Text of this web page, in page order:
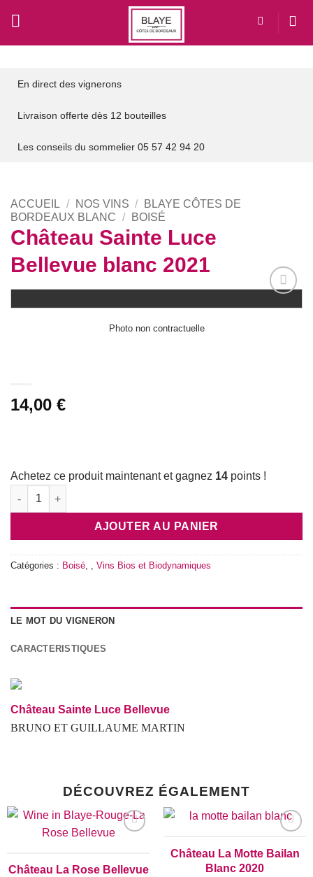
contenu
En direct des vignerons
Livraison offerte dès 12 bouteilles
Les conseils du sommelier 05 57 42 94 20
ACCUEIL / NOS VINS /
BLAYE CÔTES DE
BORDEAUX BLANC / BOISÉ
Château Sainte Luce
Bellevue blanc 2021
Add to
Photo non contractuelle
14,00 €
Achetez ce produit maintenant et gagnez 14 points !
quantité de Château Sainte Luce Bellevue blanc 2021
AJOUTER AU PANIER
Catégories : Boisé, , Vins Bios et Biodynamiques
LE MOT DU VIGNERON
CARACTERISTIQUES
Château Sainte Luce Bellevue
BRUNO ET GUILLAUME MARTIN
DÉCOUVREZ ÉGALEMENT
Château La Rose Bellevue
wishlist
Château La Motte Bailan
Blanc 2020